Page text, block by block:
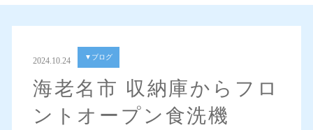
2024.10.24 ▼ブログ
海老名市 収納庫からフロ
ントオープン食洗機